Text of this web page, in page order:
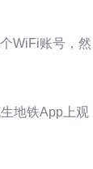
WiFi账号，然
地铁App上观